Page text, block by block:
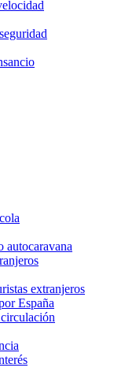
autocaravana
extranjeros
España